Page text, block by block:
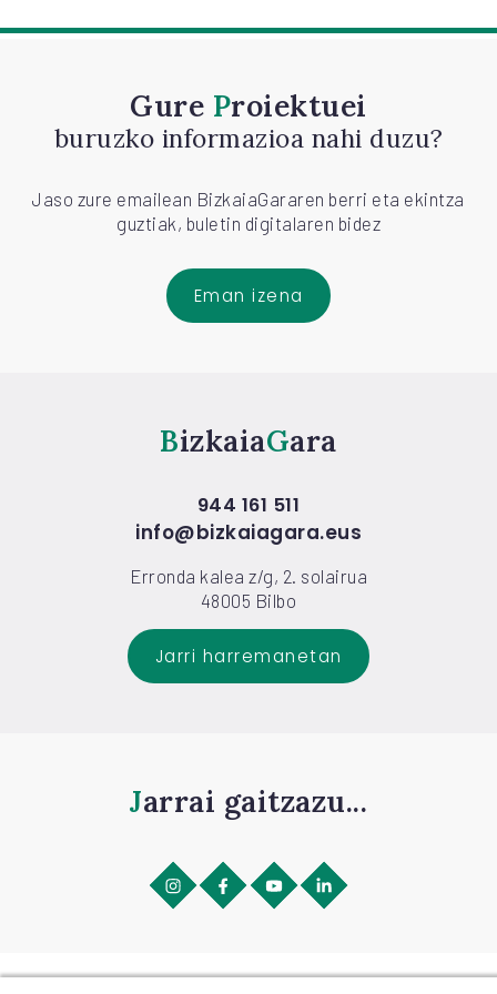
Gure Proiektuei
buruzko informazioa nahi duzu?
Jaso zure emailean BizkaiaGararen berri eta ekintza
guztiak, buletin digitalaren bidez
Eman izena
Bizkaia Gara
944 161 511
info@bizkaiagara.eus
Erronda kalea z/g, 2. solairua
48005 Bilbo
Jarri harremanetan
Jarrai gaitzazu...
©2026 BIZKAIAGARA